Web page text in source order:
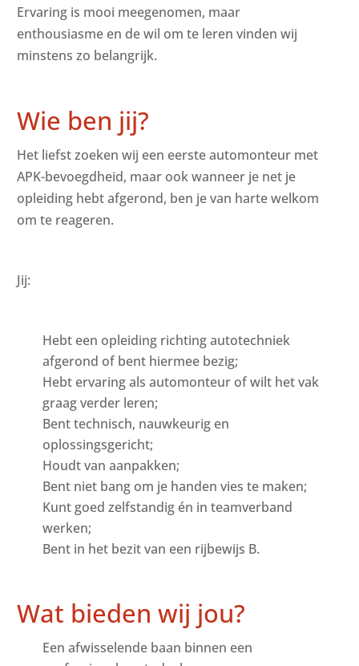
Ervaring is mooi meegenomen, maar
enthousiasme en de wil om te leren vinden wij
minstens zo belangrijk.
Wie ben jij?
Het liefst zoeken wij een eerste automonteur met
APK-bevoegdheid, maar ook wanneer je net je
opleiding hebt afgerond, ben je van harte welkom
om te reageren.
Jij:
Hebt een opleiding richting autotechniek
afgerond of bent hiermee bezig;
Hebt ervaring als automonteur of wilt het vak
graag verder leren;
Bent technisch, nauwkeurig en
oplossingsgericht;
Houdt van aanpakken;
Bent niet bang om je handen vies te maken;
Kunt goed zelfstandig én in teamverband
werken;
Bent in het bezit van een rijbewijs B.
Wat bieden wij jou?
Een afwisselende baan binnen een